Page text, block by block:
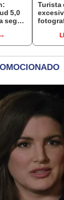
5,0
según
Turista
dinero